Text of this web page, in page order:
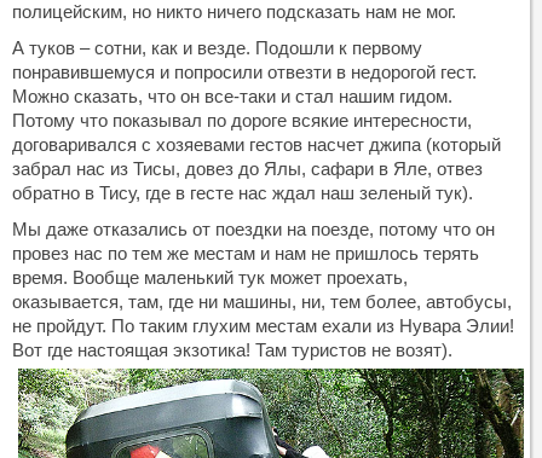
полицейским, но никто ничего подсказать нам не мог.
А туков – сотни, как и везде. Подошли к первому
понравившемуся и попросили отвезти в недорогой гест.
Можно сказать, что он все-таки и стал нашим гидом.
Потому что показывал по дороге всякие интересности,
договаривался с хозяевами гестов насчет джипа (который
забрал нас из Тисы, довез до Ялы, сафари в Яле, отвез
обратно в Тису, где в гесте нас ждал наш зеленый тук).
Мы даже отказались от поездки на поезде, потому что он
провез нас по тем же местам и нам не пришлось терять
время. Вообще маленький тук может проехать,
оказывается, там, где ни машины, ни, тем более, автобусы,
не пройдут. По таким глухим местам ехали из Нувара Элии!
Вот где настоящая экзотика! Там туристов не возят).